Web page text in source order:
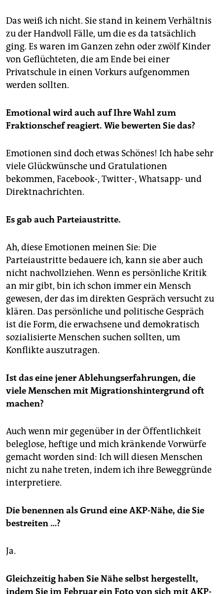
Das weiß ich nicht. Sie stand in keinem Verhältnis
zu der Handvoll Fälle, um die es da tatsächlich
ging. Es waren im Ganzen zehn oder zwölf Kinder
von Geflüchteten, die am Ende bei einer
Privatschule in einen Vorkurs aufgenommen
werden sollten.
Emotional wird auch auf Ihre Wahl zum
Fraktionschef reagiert. Wie bewerten Sie das?
Emotionen sind doch etwas Schönes! Ich habe sehr
viele Glückwünsche und Gratulationen
bekommen, Facebook-, Twitter-, Whatsapp- und
Direktnachrichten.
Es gab auch Parteiaustritte.
Ah, diese Emotionen meinen Sie: Die
Parteiaustritte bedauere ich, kann sie aber auch
nicht nachvollziehen. Wenn es persönliche Kritik
an mir gibt, bin ich schon immer ein Mensch
gewesen, der das im direkten Gespräch versucht zu
klären. Das persönliche und politische Gespräch
ist die Form, die erwachsene und demokratisch
sozialisierte Menschen suchen sollten, um
Konflikte auszutragen.
Ist das eine jener Ablehungserfahrungen, die
viele Menschen mit Migrationshintergrund oft
machen?
Auch wenn mir gegenüber in der Öffentlichkeit
beleglose, heftige und mich kränkende Vorwürfe
gemacht worden sind: Ich will diesen Menschen
nicht zu nahe treten, indem ich ihre Beweggründe
interpretiere.
Die benennen als Grund eine AKP-Nähe, die Sie
bestreiten …?
Ja.
Gleichzeitig haben Sie Nähe selbst hergestellt,
indem Sie im Februar ein Foto von sich mit AKP-